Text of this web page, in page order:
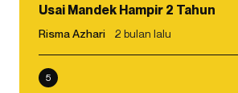
Usai Mandek Hampir 2 Tahun
Risma Azhari 2 bulan lalu
5